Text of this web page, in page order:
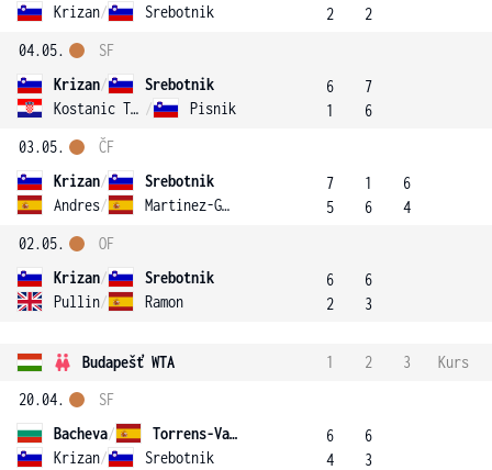
Krizan/ Srebotnik
2
2
04.05.
Krizan/
Srebotnik
Kostanic Tosic / Pisnik
SF
6
1
7
6
03.05.
Krizan/
Srebotnik
Andres/ Martinez-Granados
ČF
7
5
1
6
6
4
02.05.
Krizan/
Srebotnik
Pullin/ Ramon
OF
6
2
6
3
Budapešť WTA 1 2 3
Kurs
20.04.
Bacheva/
Torrens-Valero
Krizan/ Srebotnik
SF
6
4
6
3